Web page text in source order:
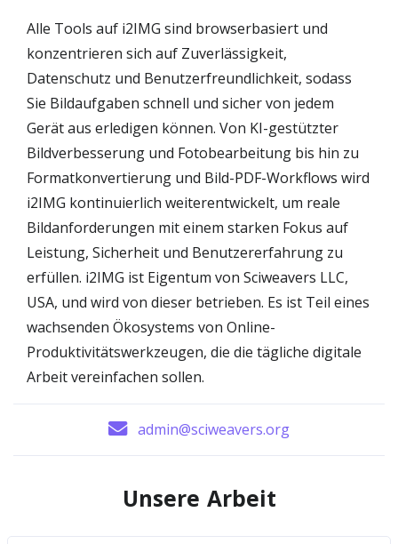
Alle Tools auf i2IMG sind browserbasiert und
konzentrieren sich auf Zuverlässigkeit,
Datenschutz und Benutzerfreundlichkeit, sodass
Sie Bildaufgaben schnell und sicher von jedem
Gerät aus erledigen können. Von KI-gestützter
Bildverbesserung und Fotobearbeitung bis hin zu
Formatkonvertierung und Bild-PDF-Workflows wird
i2IMG kontinuierlich weiterentwickelt, um reale
Bildanforderungen mit einem starken Fokus auf
Leistung, Sicherheit und Benutzererfahrung zu
erfüllen. i2IMG ist Eigentum von Sciweavers LLC,
USA, und wird von dieser betrieben. Es ist Teil eines
wachsenden Ökosystems von Online-
Produktivitätswerkzeugen, die die tägliche digitale
Arbeit vereinfachen sollen.
admin@sciweavers.org
Unsere Arbeit